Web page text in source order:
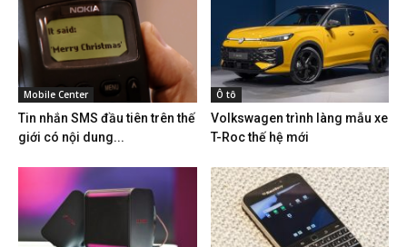
Mobile Center
Tin nhắn SMS đầu tiên trên thế
giới có nội dung...
Ô tô
Volkswagen trình làng mẫu xe
T-Roc thế hệ mới